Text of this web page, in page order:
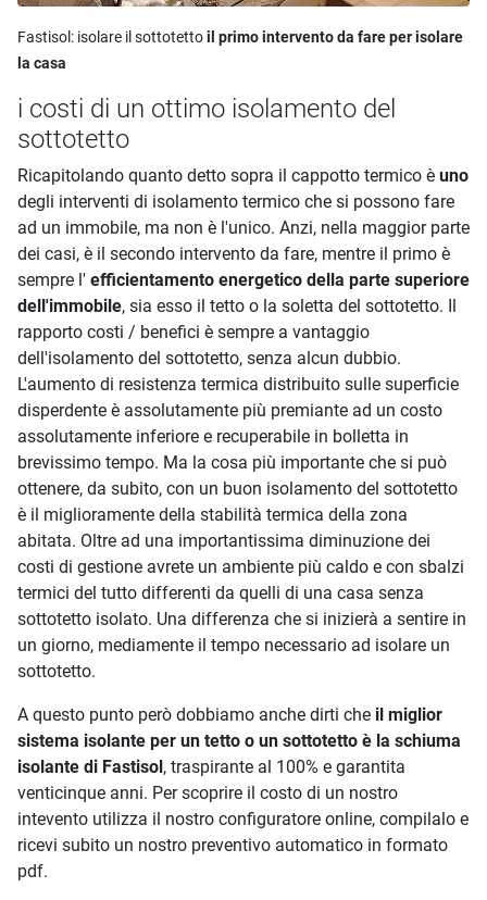
Fastisol: isolare il sottotettoil primo intervento da fare per isolare
la casa
i costi di un ottimo isolamento del
sottotetto
Ricapitolando quanto detto sopra il cappotto termico è uno
degli interventi di isolamento termico che si possono fare
ad un immobile, ma non è l'unico. Anzi, nella maggior parte
dei casi, è il secondo intervento da fare, mentre il primo è
sempre l' efficientamento energetico della parte superiore
dell'immobile, sia esso il tetto o la soletta del sottotetto. Il
rapporto costi / benefici è sempre a vantaggio
dell'isolamento del sottotetto, senza alcun dubbio.
L'aumento di resistenza termica distribuito sulle superficie
disperdente è assolutamente più premiante ad un costo
assolutamente inferiore e recuperabile in bolletta in
brevissimo tempo. Ma la cosa più importante che si può
ottenere, da subito, con un buon isolamento del sottotetto
è il miglioramente della stabilità termica della zona
abitata. Oltre ad una importantissima diminuzione dei
costi di gestione avrete un ambiente più caldo e con sbalzi
termici del tutto differenti da quelli di una casa senza
sottotetto isolato. Una differenza che si inizierà a sentire in
un giorno, mediamente il tempo necessario ad isolare un
sottotetto.
A questo punto però dobbiamo anche dirti che il miglior
sistema isolante per un tetto o un sottotetto è la schiuma
isolante di Fastisol , traspirante al 100% e garantita
venticinque anni. Per scoprire il costo di un nostro
intevento utilizza il nostro configuratore online, compilalo e
ricevi subito un nostro preventivo automatico in formato
pdf.